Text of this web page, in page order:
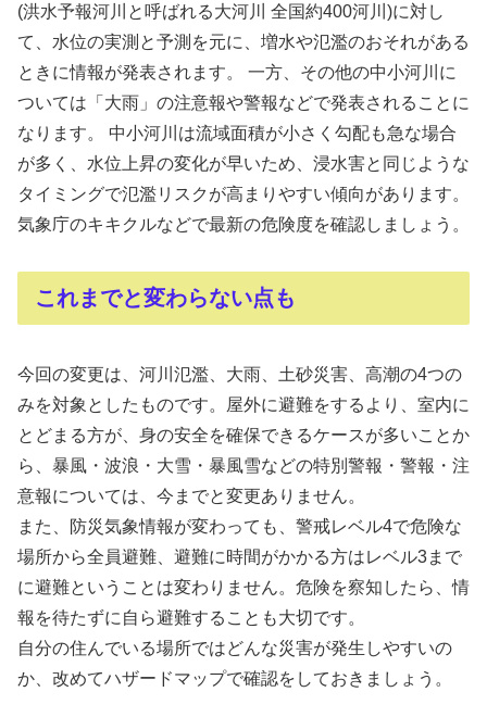
(洪水予報河川と呼ばれる大河川 全国約400河川)に対し
て、水位の実測と予測を元に、増水や氾濫のおそれがある
ときに情報が発表されます。 一方、その他の中小河川に
ついては「大雨」の注意報や警報などで発表されることに
なります。 中小河川は流域面積が小さく勾配も急な場合
が多く、水位上昇の変化が早いため、浸水害と同じような
タイミングで氾濫リスクが高まりやすい傾向があります。
気象庁のキキクルなどで最新の危険度を確認しましょう。
これまでと変わらない点も
今回の変更は、河川氾濫、大雨、土砂災害、高潮の4つの
みを対象としたものです。屋外に避難をするより、室内に
とどまる方が、身の安全を確保できるケースが多いことか
ら、暴風・波浪・大雪・暴風雪などの特別警報・警報・注
意報については、今までと変更ありません。
また、防災気象情報が変わっても、警戒レベル4で危険な
場所から全員避難、避難に時間がかかる方はレベル3まで
に避難ということは変わりません。危険を察知したら、情
報を待たずに自ら避難することも大切です。
自分の住んでいる場所ではどんな災害が発生しやすいの
か、改めてハザードマップで確認をしておきましょう。